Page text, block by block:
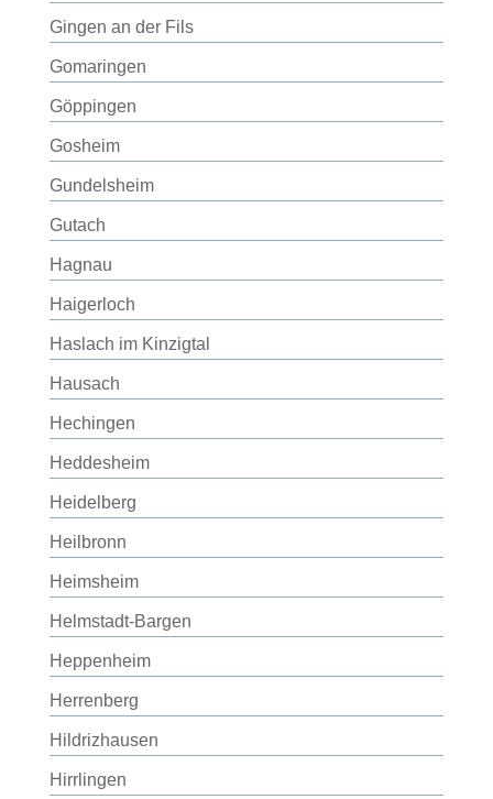
Gingen an der Fils
Gomaringen
Göppingen
Gosheim
Gundelsheim
Gutach
Hagnau
Haigerloch
Haslach im Kinzigtal
Hausach
Hechingen
Heddesheim
Heidelberg
Heilbronn
Heimsheim
Helmstadt-Bargen
Heppenheim
Herrenberg
Hildrizhausen
Hirrlingen